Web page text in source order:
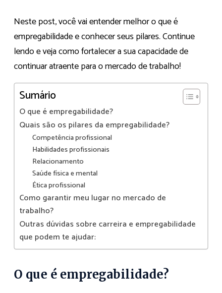
Neste post, você vai entender melhor o que é
empregabilidade e conhecer seus pilares. Continue
lendo e veja como fortalecer a sua capacidade de
continuar atraente para o mercado de trabalho!
Sumário
O que é empregabilidade?
Quais são os pilares da empregabilidade?
Competência profissional
Habilidades profissionais
Relacionamento
Saúde física e mental
Ética profissional
Como garantir meu lugar no mercado de
trabalho?
Outras dúvidas sobre carreira e empregabilidade
que podem te ajudar:
O que é empregabilidade?